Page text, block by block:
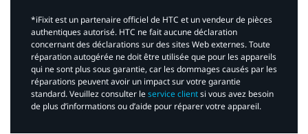
*iFixit est un partenaire officiel de HTC et un vendeur de pièces
authentiques autorisé. HTC ne fait aucune déclaration
concernant des déclarations sur des sites Web externes. Toute
réparation autogérée ne doit être utilisée que pour les appareils
qui ne sont plus sous garantie, car les dommages causés par les
réparations peuvent avoir un impact sur votre garantie
standard. Veuillez consulter leservice clientsi vous avez besoin
de plus d’informations ou d’aide pour réparer votre appareil.​